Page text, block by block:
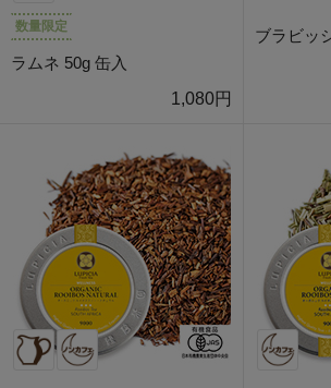
数量限定
ラムネ 50g 缶入
1,080円
ブラビッ